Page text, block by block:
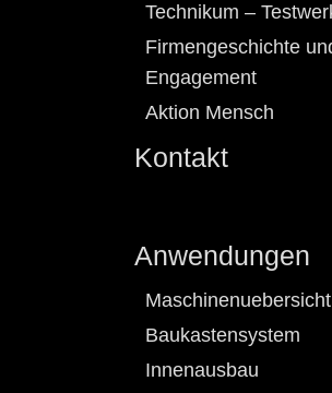
Technikum –
Firmengeschichte
Engagement
Aktion Mensch
Kontakt
Anwendungen
Maschinenuebersicht
Baukastensystem
Innenausbau